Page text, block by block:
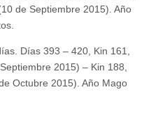
de Septiembre 2015). Año
Días 393 – 420, Kin 161,
2015) – Kin 188,
Octubre 2015). Año Mago